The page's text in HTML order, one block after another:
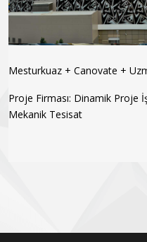
Mesturkuaz + Canovate +
Proje Firması: Dinamik Proje
Mekanik Tesisat